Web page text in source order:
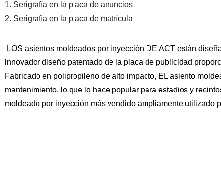
1. Serigrafía en la placa de anuncios
2. Serigrafía en la placa de matrícula
LOS asientos moldeados por inyección DE ACT están
innovador diseño patentado de la placa de publicidad
Fabricado en polipropileno de alto impacto, EL asiento
mantenimiento, lo que lo hace popular para estadios y
moldeado por inyección más vendido ampliamente